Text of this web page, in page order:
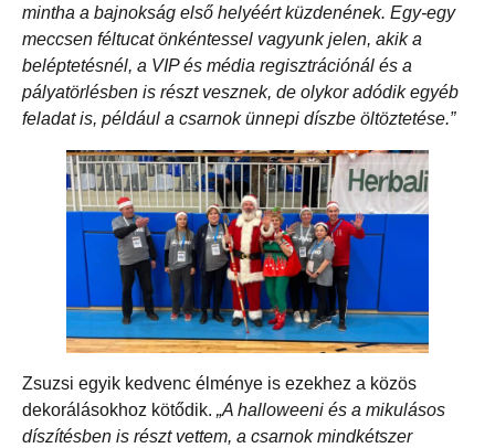
mintha a bajnokság első helyéért küzdenének. Egy-egy
meccsen féltucat önkéntessel vagyunk jelen, akik a
beléptetésnél, a VIP és média regisztrációnál és a
pályatörlésben is részt vesznek, de olykor adódik egyéb
feladat is, például a csarnok ünnepi díszbe öltöztetése.”
Zsuzsi egyik kedvenc élménye is ezekhez a közös
dekorálásokhoz kötődik. „A halloweeni és a mikulásos
díszítésben is részt vettem, a csarnok mindkétszer